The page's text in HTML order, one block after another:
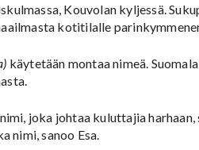
Kouvolan kyljessä.
kotitilalle
käytetään montaa nimeä.
joka johtaa kuluttajia harhaan,
nimi, sanoo Esa.